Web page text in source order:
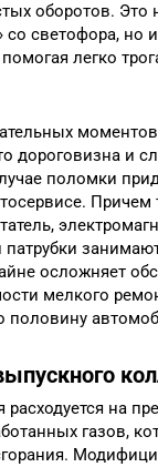
оборотов. Это
со светофора, но
легко
дороговизна и
поломки
Причем
осложняет
мелкого
половину
на
газов,